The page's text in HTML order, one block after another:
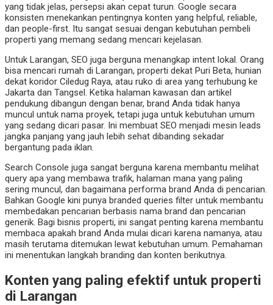
yang tidak jelas, persepsi akan cepat turun. Google secara
konsisten menekankan pentingnya konten yang helpful, reliable,
dan people-first. Itu sangat sesuai dengan kebutuhan pembeli
properti yang memang sedang mencari kejelasan.
Untuk Larangan, SEO juga berguna menangkap intent lokal. Orang
bisa mencari rumah di Larangan, properti dekat Puri Beta, hunian
dekat koridor Ciledug Raya, atau ruko di area yang terhubung ke
Jakarta dan Tangsel. Ketika halaman kawasan dan artikel
pendukung dibangun dengan benar, brand Anda tidak hanya
muncul untuk nama proyek, tetapi juga untuk kebutuhan umum
yang sedang dicari pasar. Ini membuat SEO menjadi mesin leads
jangka panjang yang jauh lebih sehat dibanding sekadar
bergantung pada iklan.
Search Console juga sangat berguna karena membantu melihat
query apa yang membawa trafik, halaman mana yang paling
sering muncul, dan bagaimana performa brand Anda di pencarian.
Bahkan Google kini punya branded queries filter untuk membantu
membedakan pencarian berbasis nama brand dan pencarian
generik. Bagi bisnis properti, ini sangat penting karena membantu
membaca apakah brand Anda mulai dicari karena namanya, atau
masih terutama ditemukan lewat kebutuhan umum. Pemahaman
ini menentukan langkah branding dan konten berikutnya.
Konten yang paling efektif untuk properti
di Larangan